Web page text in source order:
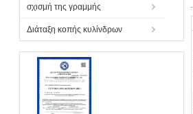
σχισμή της γραμμής
Διάταξη κοπής κυλίνδρων